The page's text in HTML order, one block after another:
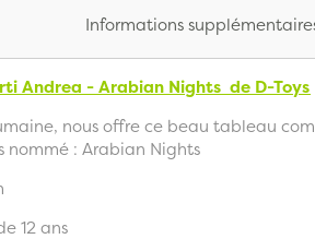
Informations
Andrea - Arabian Nights de D-Toys
nous offre ce beau tableau
nommé : Arabian Nights
12 ans